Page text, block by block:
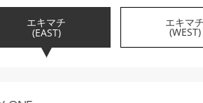
エキマチ
(EAST)
エキマチ
(WEST)